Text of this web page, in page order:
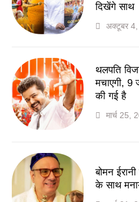
दिखेंगे साथ
अक्टूबर
थलपति
मचाएगी, 9
की गई है
मार्च 25,
बोमन
के साथ